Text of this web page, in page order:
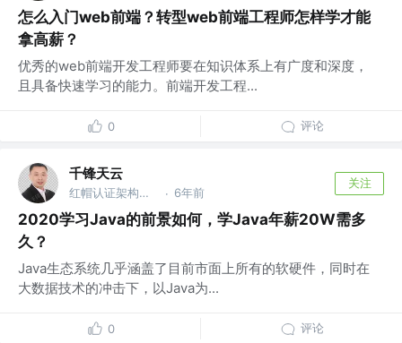
怎么入门web前端？转型web前端工程师怎样学才能
拿高薪？
优秀的web前端开发工程师要在知识体系上有广度和深度，
且具备快速学习的能力。前端开发工程...
0 评论
千锋天云
红帽认证架构师 @千锋教育 · 6年前
关注
2020学习Java的前景如何，学Java年薪20W需多
久？
Java生态系统几乎涵盖了目前市面上所有的软硬件，同时在
大数据技术的冲击下，以Java为...
0 评论